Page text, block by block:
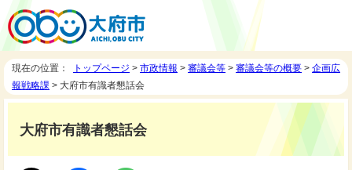
現在の位置： トップページ > 市政情報 > 審議会等 > 審議会等の概要 > 企画広
報戦略課 > 大府市有識者懇話会
大府市有識者懇話会